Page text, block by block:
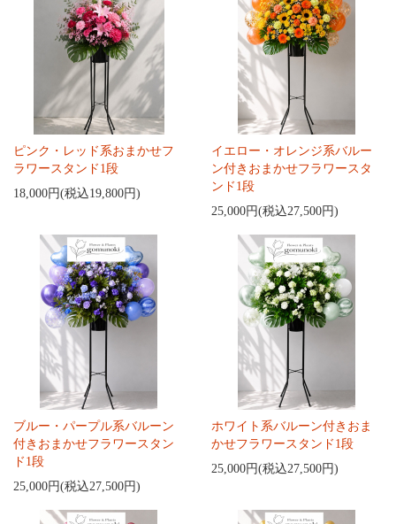
ピンク・レッド系おまかせフ
ラワースタンド1段
18,000円(税込19,800円)
イエロー・オレンジ系バルー
ン付きおまかせフラワースタ
ンド1段
25,000円(税込27,500円)
ブルー・パープル系バルーン
付きおまかせフラワースタン
ド1段
25,000円(税込27,500円)
ホワイト系バルーン付きおま
かせフラワースタンド1段
25,000円(税込27,500円)